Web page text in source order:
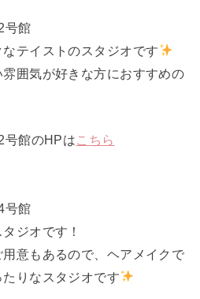
号館
テイストのスタジオです
囲気が好きな方におすすめの
号館のHPはこちら
号館
ジオです！
用意もあるので、ヘアメイクで
りなスタジオです